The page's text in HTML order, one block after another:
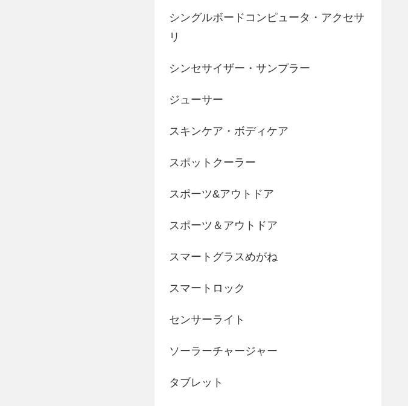
シングルボードコンピュータ・アクセサ
リ
シンセサイザー・サンプラー
ジューサー
スキンケア・ボディケア
スポットクーラー
スポーツ&アウトドア
スポーツ＆アウトドア
スマートグラスめがね
スマートロック
センサーライト
ソーラーチャージャー
タブレット